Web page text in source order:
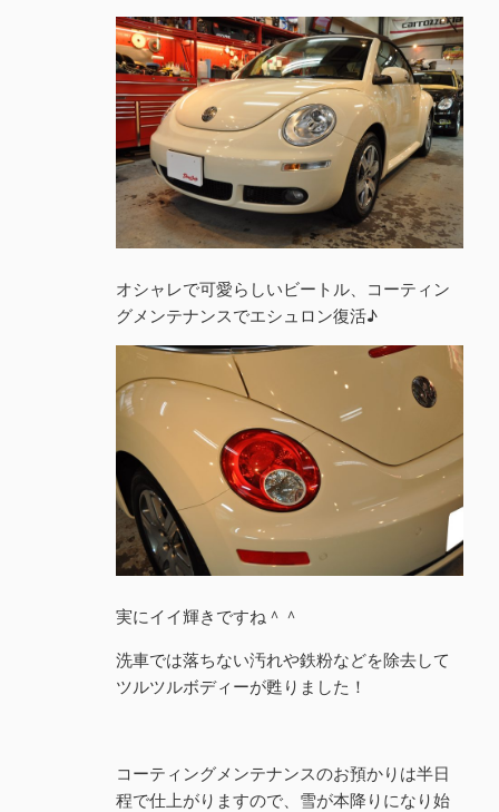
オシャレで可愛らしいビートル、コーティン
グメンテナンスでエシュロン復活♪
実にイイ輝きですね＾＾
洗車では落ちない汚れや鉄粉などを除去して
ツルツルボディーが甦りました！
コーティングメンテナンスのお預かりは半日
程で仕上がりますので、雪が本降りになり始